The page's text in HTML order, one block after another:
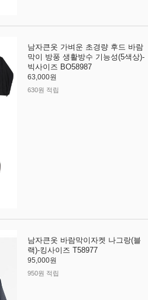
남자큰옷 가벼운 초경량 후드 바람
막이 방풍 생활방수 기능성(5색상)-
빅사이즈 BO58987
63,000원
630원 적립
남자큰옷 바람막이자켓 나그랑(블
랙)-킹사이즈 T58977
95,000원
950원 적립